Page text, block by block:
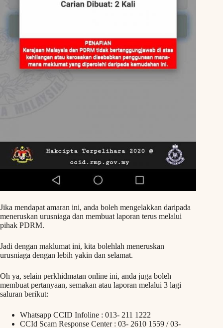
Jika mendapat amaran ini, anda boleh mengelakkan daripada
meneruskan urusniaga dan membuat laporan terus melalui
pihak PDRM.
Jadi dengan maklumat ini, kita bolehlah meneruskan
urusniaga dengan lebih yakin dan selamat.
Oh ya, selain perkhidmatan online ini, anda juga boleh
membuat pertanyaan, semakan atau laporan melalui 3 lagi
saluran berikut:
Whatsapp CCID Infoline : 013- 211 1222
CCId Scam Response Center : 03- 2610 1559 / 03-